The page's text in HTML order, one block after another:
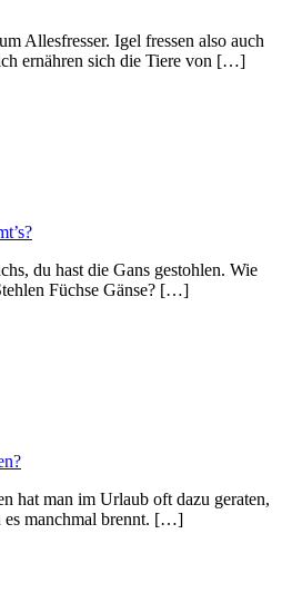
Allesfresser. Igel fressen also auch
ernähren sich die Tiere von […]
du hast die Gans gestohlen. Wie
Füchse Gänse? […]
hat man im Urlaub oft dazu geraten,
es manchmal brennt. […]